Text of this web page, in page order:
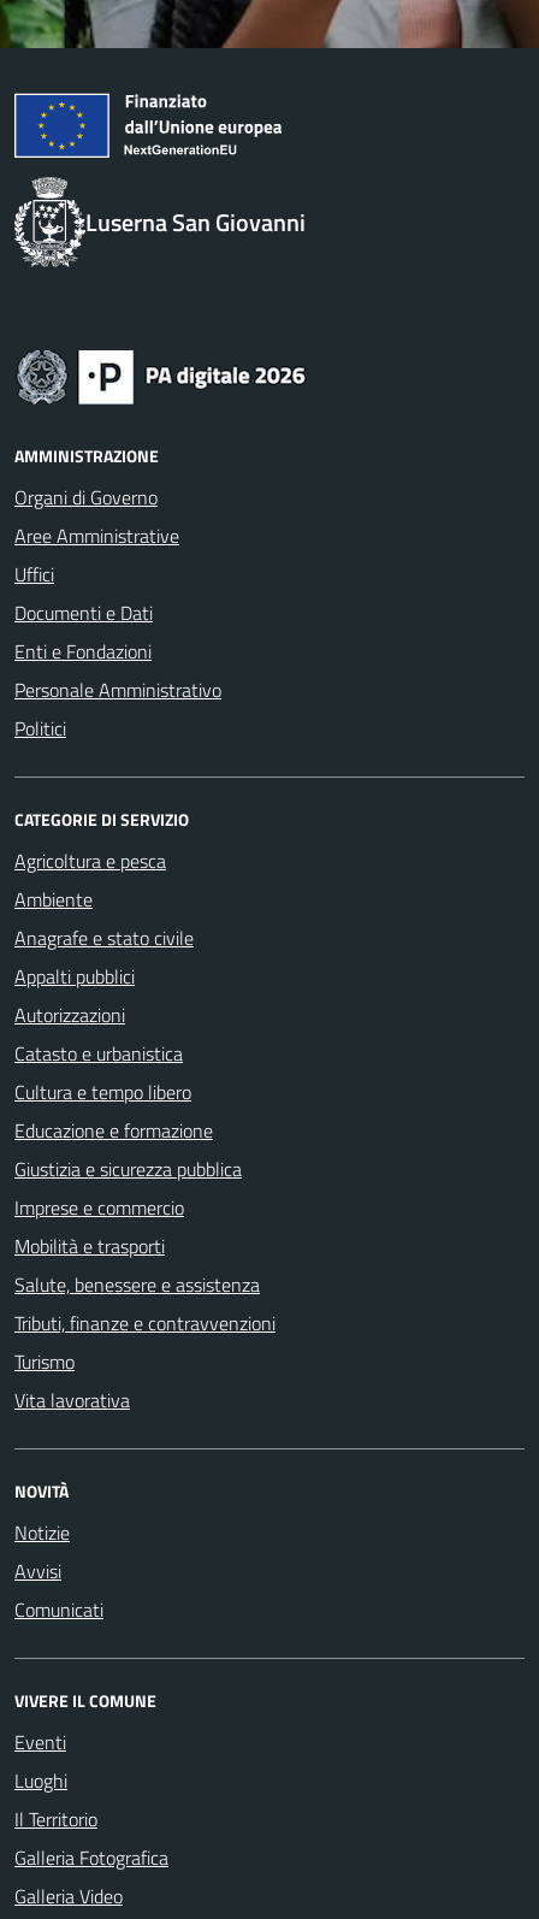
Luserna San Giovanni
AMMINISTRAZIONE
Organi di Governo
Aree Amministrative
Uffici
Documenti e Dati
Enti e Fondazioni
Personale Amministrativo
Politici
CATEGORIE DI SERVIZIO
Agricoltura e pesca
Ambiente
Anagrafe e stato civile
Appalti pubblici
Autorizzazioni
Catasto e urbanistica
Cultura e tempo libero
Educazione e formazione
Giustizia e sicurezza pubblica
Imprese e commercio
Mobilità e trasporti
Salute, benessere e assistenza
Tributi, finanze e contravvenzioni
Turismo
Vita lavorativa
NOVITÀ
Notizie
Avvisi
Comunicati
VIVERE IL COMUNE
Eventi
Luoghi
Il Territorio
Galleria Fotografica
Galleria Video